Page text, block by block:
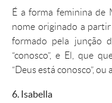
É a forma feminina de
nome originado a
formado pela junção
“conosco”, e El, que
“Deus está conosco”, ou
6. Isabella